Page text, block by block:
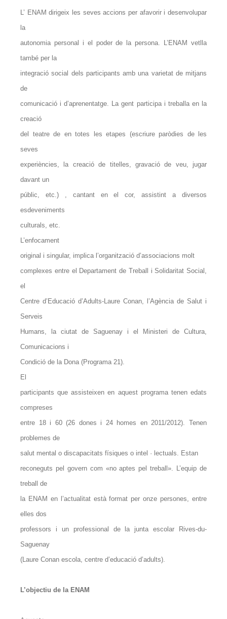
L’ ENAM dirigeix ​​les seves accions per afavorir i desenvolupar
la
autonomia personal i el poder de la persona. L’ENAM vetlla
també per la
integració social dels participants amb una varietat de mitjans
de
comunicació i d’aprenentatge. La gent participa i treballa en la
creació
del teatre de en totes les etapes (escriure paròdies de les
seves
experiències, la creació de titelles, gravació de veu, jugar
davant un
públic, etc.) , cantant en el cor, assistint a diversos
esdeveniments
culturals, etc.
L’enfocament
original i singular, implica l’organització d’associacions molt
complexes entre el Departament de Treball i Solidaritat Social,
el
Centre d’Educació d’Adults-Laure Conan, l’Agència de Salut i
Serveis
Humans, la ciutat de Saguenay i el Ministeri de Cultura,
Comunicacions i
Condició de la Dona (Programa 21).
El
participants que assisteixen en aquest programa tenen edats
compreses
entre 18 i 60 (26 dones i 24 homes en 2011/2012). Tenen
problemes de
salut mental o discapacitats físiques o intel · lectuals. Estan
reconeguts pel govern com «no aptes pel treball». L’equip de
treball de
la ENAM en l’actualitat està format per onze persones, entre
elles dos
professors i un professional de la junta escolar Rives-du-
Saguenay
(Laure Conan escola, centre d’educació d’adults).
L’objectiu de la ENAM